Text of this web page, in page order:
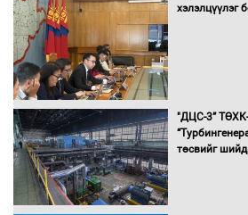
хэлэлцүүлэг
"ДЦС-3”
төсвийг